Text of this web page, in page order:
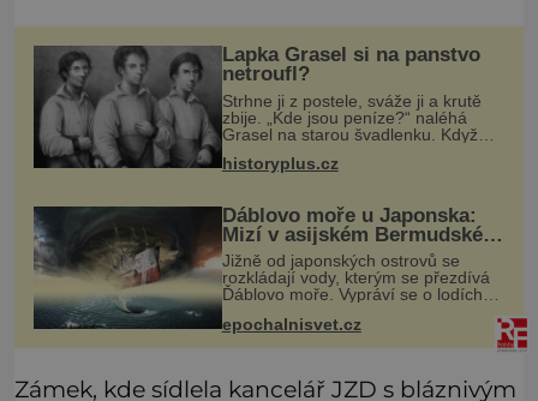
Lapka Grasel si na panstvo
netroufl?
Strhne ji z postele, sváže ji a krutě
zbije. „Kde jsou peníze?“ naléhá
Grasel na starou švadlenku. Když
nemůže, protože žádné nemá,
historyplus.cz
Ďáblovo moře u Japonska:
Mizí v asijském Bermudském
trojúhelníku lodě ve spárech
neznámé síly?
Jižně od japonských ostrovů se
rozkládají vody, kterým se přezdívá
Ďáblovo moře. Vypráví se o lodích
mizejících beze stopy, podivných
světlech, zrádných proudech i
mořských dracích, kteří měli tyto ko
epochalnisvet.cz
Zámek, kde sídlela kancelář JZD s bláznivým